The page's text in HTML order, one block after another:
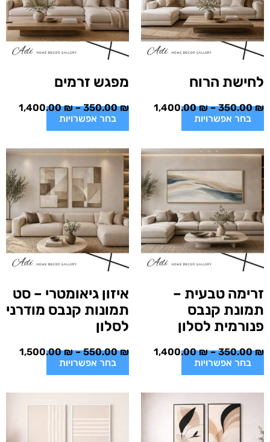
לחישת הרוח
350.00₪
–
1,400.00₪
בחר אפשרויות
מפגש זרמים
350.00₪
–
1,400.00₪
בחר אפשרויות
זרימה טבעית –
תמונת קנבס
פנורמית לסלון
350.00₪
–
1,400.00₪
בחר אפשרויות
איזון גיאומטרי – סט
תמונות קנבס מודרני
לסלון
550.00₪
–
1,500.00₪
בחר אפשרויות